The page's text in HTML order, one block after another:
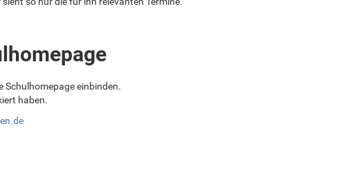
Schulhomepage einbinden.
haben.